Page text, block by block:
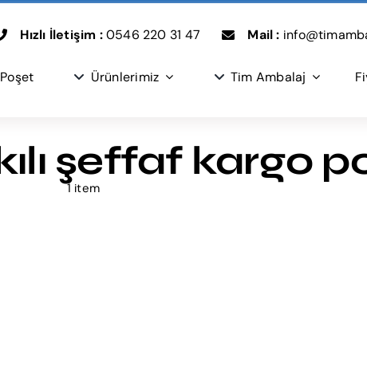
Hızlı İletişim :0546 220 31 47 Mail :
Poşet Ürünlerimiz Tim Ambalaj
şeffaf kargo
1 item